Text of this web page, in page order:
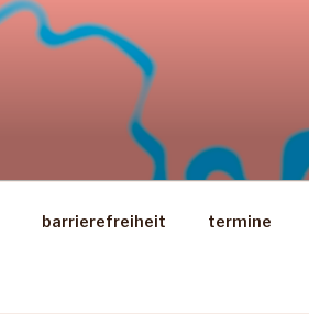
barrierefreiheit termine